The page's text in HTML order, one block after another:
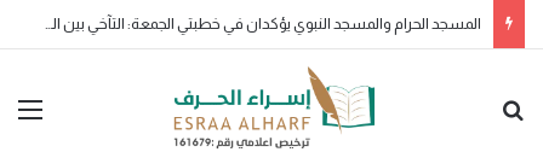
ولو بشق تمرة